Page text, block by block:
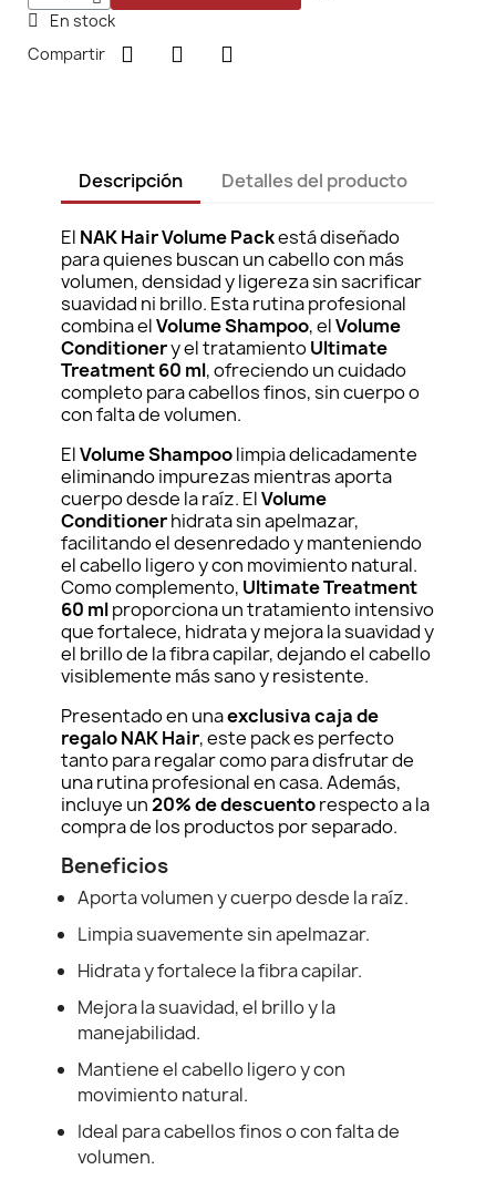
En stock
Compartir
Descripción Detalles del producto
El NAK Hair Volume Packestá diseñado
para quienes buscan un cabello con más
volumen, densidad y ligereza sin sacrificar
suavidad ni brillo. Esta rutina profesional
combina elVolume Shampoo, elVolume
Conditionery el tratamientoUltimate
Treatment 60 ml, ofreciendo un cuidado
completo para cabellos finos, sin cuerpo o
con falta de volumen.
ElVolume Shampoolimpia delicadamente
eliminando impurezas mientras aporta
cuerpo desde la raíz. ElVolume
Conditionerhidrata sin apelmazar,
facilitando el desenredado y manteniendo
el cabello ligero y con movimiento natural.
Como complemento, Ultimate Treatment
60 mlproporciona un tratamiento intensivo
que fortalece, hidrata y mejora la suavidad y
el brillo de la fibra capilar, dejando el cabello
visiblemente más sano y resistente.
Presentado en unaexclusiva caja de
regalo NAK Hair, este pack es perfecto
tanto para regalar como para disfrutar de
una rutina profesional en casa. Además,
incluye un20% de descuentorespecto a la
compra de los productos por separado.
Beneficios
Aporta volumen y cuerpo desde la raíz.
Limpia suavemente sin apelmazar.
Hidrata y fortalece la fibra capilar.
Mejora la suavidad, el brillo y la
manejabilidad.
Mantiene el cabello ligero y con
movimiento natural.
Ideal para cabellos finos o con falta de
volumen.